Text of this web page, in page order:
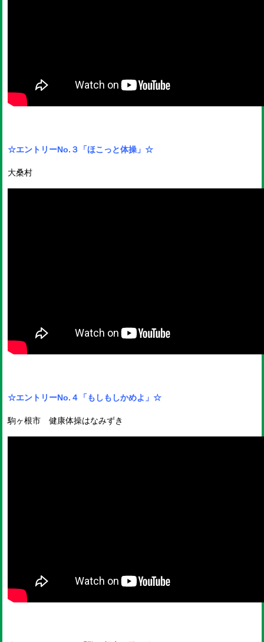
☆エントリーNo.３ 「ほこっと体操」☆
大桑村
☆エントリーNo.４ 「もしもしかめよ」☆
駒ヶ根市 健康体操はなみずき